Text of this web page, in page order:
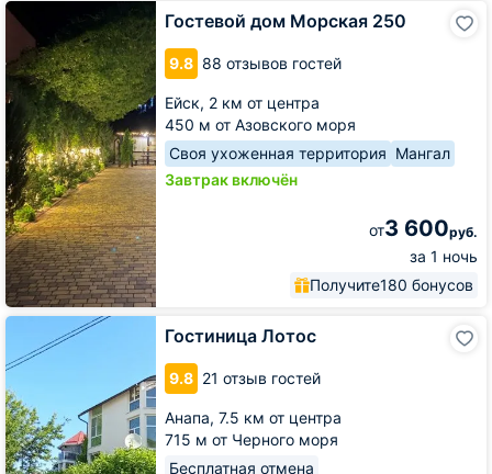
Гостевой дом Морская 250
9.8 88 отзывов гостей
Ейск, 2 км от центра
450 м от Азовского моря
Своя ухоженная территория Мангал
Завтрак включён
от3 600руб.
за 1 ночь
Получите180 бонусов
Гостевой
дом
Морская
250
Гостиница Лотос
9.8 21 отзыв гостей
Анапа, 7.5 км от центра
715 м от Черного моря
Бесплатная отмена
Гостиница
Лотос